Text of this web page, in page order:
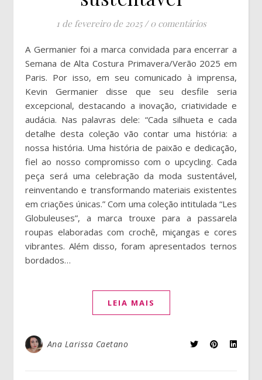
1 de fevereiro de 2025 / 0 comentários
A Germanier foi a marca convidada para encerrar a
Semana de Alta Costura Primavera/Verão 2025 em
Paris. Por isso, em seu comunicado à imprensa,
Kevin Germanier disse que seu desfile seria
excepcional, destacando a inovação, criatividade e
audácia. Nas palavras dele: “Cada silhueta e cada
detalhe desta coleção vão contar uma história: a
nossa história. Uma história de paixão e dedicação,
fiel ao nosso compromisso com o upcycling. Cada
peça será uma celebração da moda sustentável,
reinventando e transformando materiais existentes
em criações únicas.” Com uma coleção intitulada “Les
Globuleuses”, a marca trouxe para a passarela
roupas elaboradas com crochê, miçangas e cores
vibrantes. Além disso, foram apresentados ternos
bordados…
LEIA MAIS
Ana Larissa Caetano